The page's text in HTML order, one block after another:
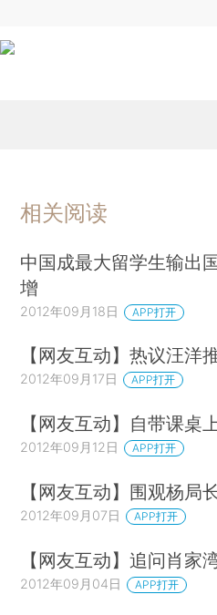
相关阅读
中国成最大留学生输出
增
2012年09月18日 APP打开
【网友互动】热议汪洋
2012年09月17日 APP打开
【网友互动】自带课桌
2012年09月12日 APP打开
【网友互动】围观杨局
2012年09月07日 APP打开
【网友互动】追问肖家
2012年09月04日 APP打开